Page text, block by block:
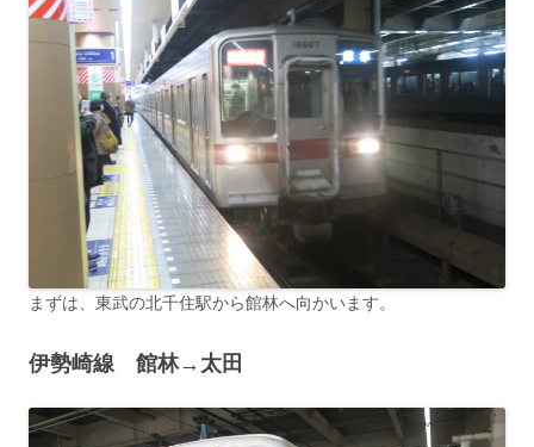
まずは、東武の北千住駅から館林へ向かいます。
伊勢崎線 館林→太田